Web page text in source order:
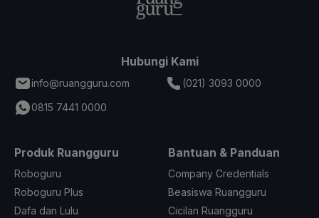
Hubungi Kami
info@ruangguru.com
(021) 3093 0000
0815 7441 0000
Produk Ruangguru
Roboguru
Roboguru Plus
Dafa dan Lulu
Bantuan & Panduan
Company Credentials
Beasiswa Ruangguru
Cicilan Ruangguru